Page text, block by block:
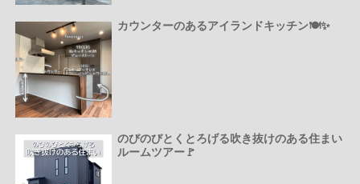
カウンターのあるアイランドキッチン🍽️✨
のびのびとくとろげる吹き抜けのある住まい
ルームツアー🚩